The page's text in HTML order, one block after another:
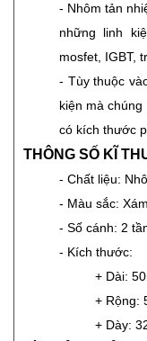
- Nhôm tản
những linh
mosfet, IGBT,
- Tùy thuộc
kiện mà
có kích thước
THÔNG SỐ KĨ
- Chất liệu:
- Màu sắc:
- Số cánh: 2
- Kích thước:
+ Dài:
+ Rộng:
+ Dày: